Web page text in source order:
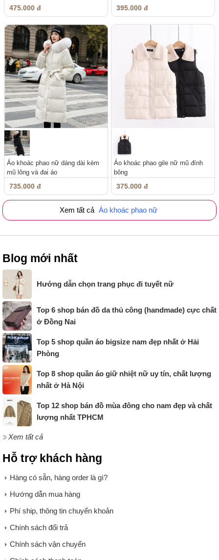
475.000 đ 395.000 đ
Áo khoác phao nữ dáng dài kèm
mũ lông và đai áo
735.000 đ
Áo khoác phao gile nữ mũ đính
bông
375.000 đ
Xem tất cả Áo khoác phao nữ
Blog mới nhất
Hướng dẫn chọn trang phục đi tuyết nữ
Top 6 shop bán đồ da thủ công (handmade) cực chất
ở Đồng Nai
Top 5 shop quần áo bigsize nam đẹp nhất ở Hải
Phòng
Top 8 shop quần áo giữ nhiệt nữ uy tín, chất lượng
nhất ở Hà Nội
Top 12 shop bán đồ mùa đông cho nam đẹp và chất
lượng nhất TPHCM
Xem tất cả
Hỗ trợ khách hàng
Hàng có sẵn, hàng order là gì?
Hướng dẫn mua hàng
Phí ship, thông tin chuyển khoản
Chính sách đổi trả
Chính sách vận chuyển